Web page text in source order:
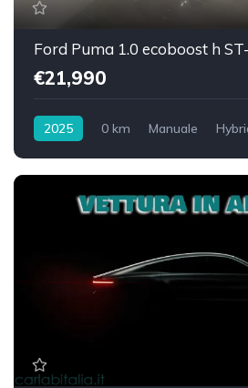
Ford Puma 1.0 ecoboost h
€21,990
2025 0 km Manuale